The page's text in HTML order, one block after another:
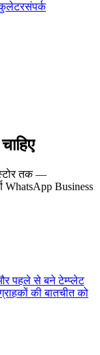
संपर्क
तक —
WhatsApp Business
पहले से बने टेम्प्लेट
की बातचीत को